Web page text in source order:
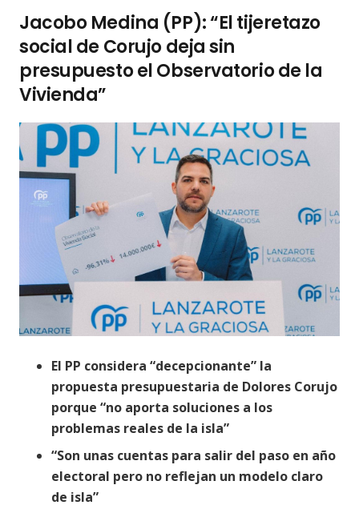
Jacobo Medina (PP): “El tijeretazo
social de Corujo deja sin
presupuesto el Observatorio de la
Vivienda”
El PP considera “decepcionante” la
propuesta presupuestaria de Dolores Corujo
porque “no aporta soluciones a los
problemas reales de la isla”
“Son unas cuentas para salir del paso en año
electoral pero no reflejan un modelo claro
de isla”